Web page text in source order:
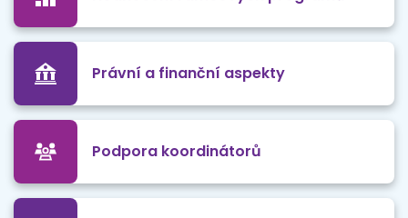
Právní a finanční aspekty
Podpora koordinátorů